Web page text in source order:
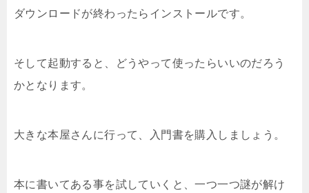
ダウンロードが終わったらインストールです。
そして起動すると、どうやって使ったらいいのだろう
かとなります。
大きな本屋さんに行って、入門書を購入しましょう。
本に書いてある事を試していくと、一つ一つ謎が解け